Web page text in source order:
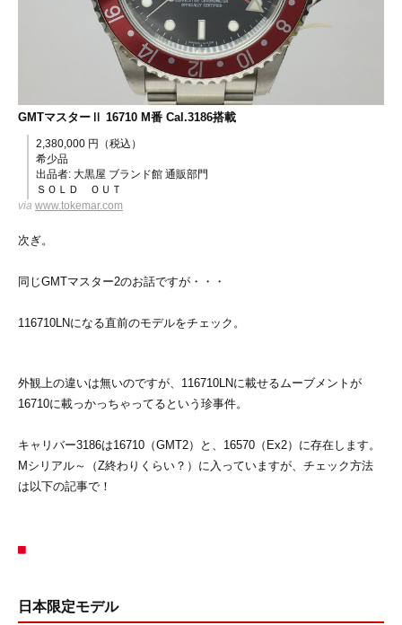
GMTマスターⅡ 16710 M番 Cal.3186搭載
2,380,000 円（税込）
希少品
出品者: 大黒屋 ブランド館 通販部門
ＳＯＬＤ ＯＵＴ
via www.tokemar.com
次ぎ。
同じGMTマスター2のお話ですが・・・
116710LNになる直前のモデルをチェック。
外観上の違いは無いのですが、116710LNに載せるムーブメントが
16710に載っかっちゃってるという珍事件。
キャリバー3186は16710（GMT2）と、16570（Ex2）に存在します。
Mシリアル～（Z終わりくらい？）に入っていますが、チェック方法
は以下の記事で！
日本限定モデル